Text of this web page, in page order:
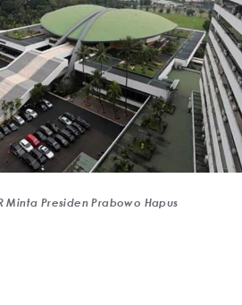
Minta Presiden Prabowo Hapus